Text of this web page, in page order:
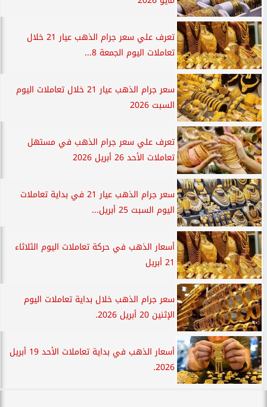
تعرف علي سعر جرام الذهب عيار 21 خلال
تعاملات اليوم الجمعة 8...
سعر جرام الذهب عيار 21 خلال تعاملات اليوم
السبت 2026
تعرف علي سعر جرام الذهب في مستهل
تعاملات الأحد 26 أبريل 2026
سعر جرام الذهب عيار 21 في بداية تعاملات
اليوم السبت 25 أبريل...
أسعار الذهب في حركة تعاملات اليوم الثلاثاء
21 أبريل
سعر جرام الذهب خلال بداية تعاملات اليوم
الإثنين 20 أبريل 2026.
أسعار الذهب في بداية تعاملات الأحد 19 أبريل
2026.